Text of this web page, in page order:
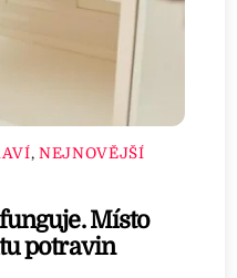
, NEJNOVĚJŠÍ
Místo
potravin